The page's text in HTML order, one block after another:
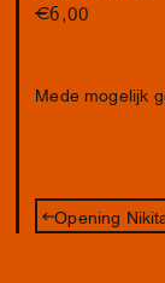
€6,00
Mede mogelijk